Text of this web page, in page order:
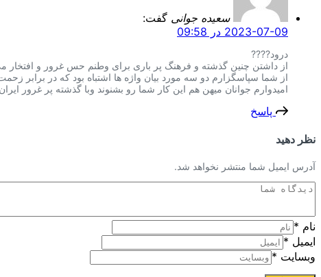
سعیده جوانی گفت:
2023-07-09 در 09:58
درود????
از داشتن چنین گذشته و فرهنگ پر باری برای وطنم حس غرور و افتخار
از شما سپاسگزارم دو سه مورد بیان واژه ها اشتباه بود که در برابر
امیدوارم جوانان میهن هم این کار شما رو بشنوند وبا گذشته پر غرور
پاسخ
نظر دهید
آدرس ایمیل شما منتشر نخواهد شد.
نام *
ایمیل *
وبسایت *